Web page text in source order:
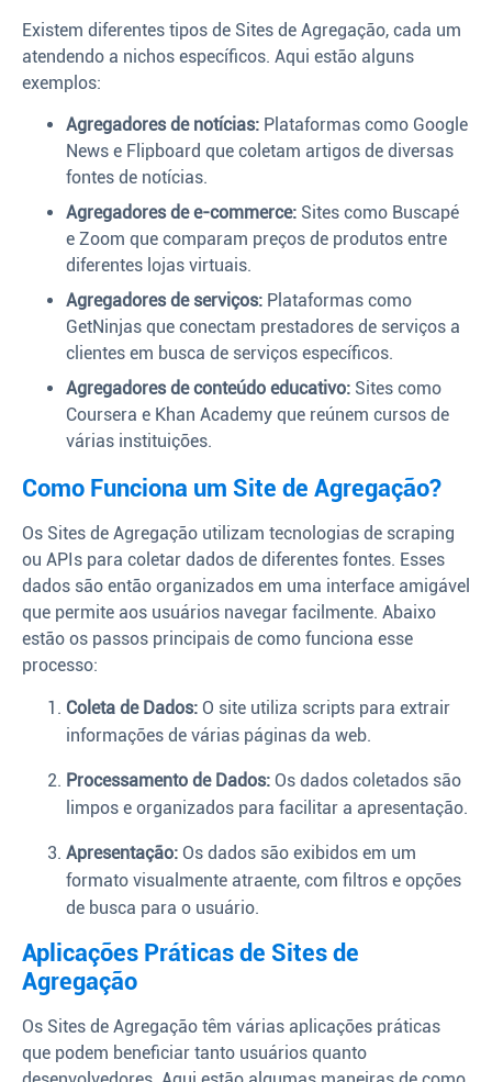
Existem diferentes tipos de Sites de Agregação, cada um
atendendo a nichos específicos. Aqui estão alguns
exemplos:
Agregadores de notícias: Plataformas como Google
News e Flipboard que coletam artigos de diversas
fontes de notícias.
Agregadores de e-commerce: Sites como Buscapé
e Zoom que comparam preços de produtos entre
diferentes lojas virtuais.
Agregadores de serviços: Plataformas como
GetNinjas que conectam prestadores de serviços a
clientes em busca de serviços específicos.
Agregadores de conteúdo educativo: Sites como
Coursera e Khan Academy que reúnem cursos de
várias instituições.
Como Funciona um Site de Agregação?
Os Sites de Agregação utilizam tecnologias de scraping
ou APIs para coletar dados de diferentes fontes. Esses
dados são então organizados em uma interface amigável
que permite aos usuários navegar facilmente. Abaixo
estão os passos principais de como funciona esse
processo:
Coleta de Dados: O site utiliza scripts para extrair
informações de várias páginas da web.
Processamento de Dados: Os dados coletados são
limpos e organizados para facilitar a apresentação.
Apresentação: Os dados são exibidos em um
formato visualmente atraente, com filtros e opções
de busca para o usuário.
Aplicações Práticas de Sites de
Agregação
Os Sites de Agregação têm várias aplicações práticas
que podem beneficiar tanto usuários quanto